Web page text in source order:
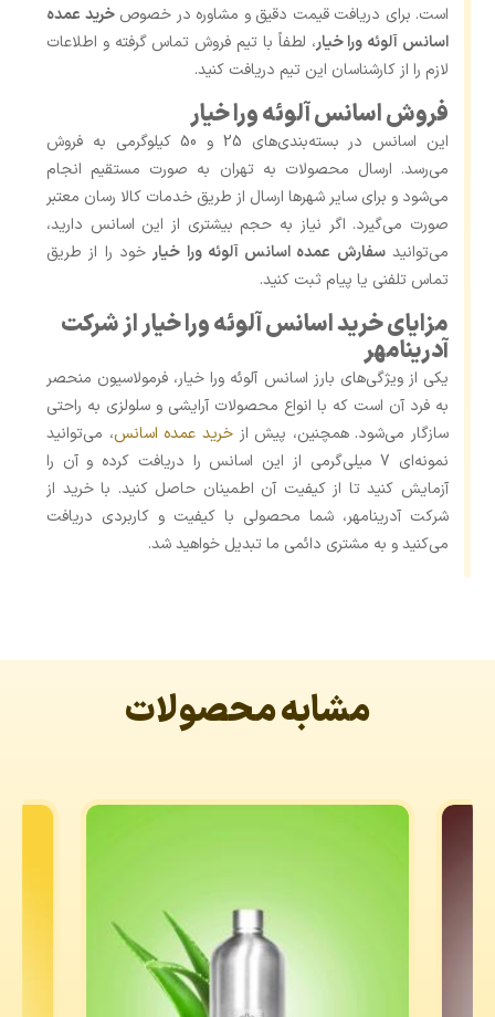
است. برای دریافت قیمت دقیق و مشاوره در خصوصخرید عمده
اسانس آلوئه ورا خیار، لطفاً با تیم فروش تماس گرفته و اطلاعات
لازم را از کارشناسان این تیم دریافت کنید.
فروش اسانس آلوئه ورا خیار
این اسانس در بسته‌بندی‌های 25 و 50 کیلوگرمی به فروش
می‌رسد. ارسال محصولات به تهران به صورت مستقیم انجام
می‌شود و برای سایر شهرها ارسال از طریق خدمات کالا رسان معتبر
صورت می‌گیرد. اگر نیاز به حجم بیشتری از این اسانس دارید،
می‌توانیدسفارش عمده اسانس آلوئه ورا خیار خود را از طریق
تماس تلفنی یا پیام ثبت کنید.
مزایای خرید اسانس آلوئه ورا خیار از شرکت
آدرینامهر
یکی از ویژگی‌های بارز اسانس آلوئه ورا خیار، فرمولاسیون منحصر
به ‌فرد آن است که با انواع محصولات آرایشی و سلولزی به راحتی
سازگار می‌شود. همچنین، پیش ازخرید عمده اسانس، می‌توانید
نمونه‌ای 7 میلی‌گرمی از این اسانس را دریافت کرده و آن را
آزمایش کنید تا از کیفیت آن اطمینان حاصل کنید. با خرید از
شرکت آدرینامهر، شما محصولی با کیفیت و کاربردی دریافت
می‌کنید و به مشتری دائمی ما تبدیل خواهید شد.
مشابه محصولات